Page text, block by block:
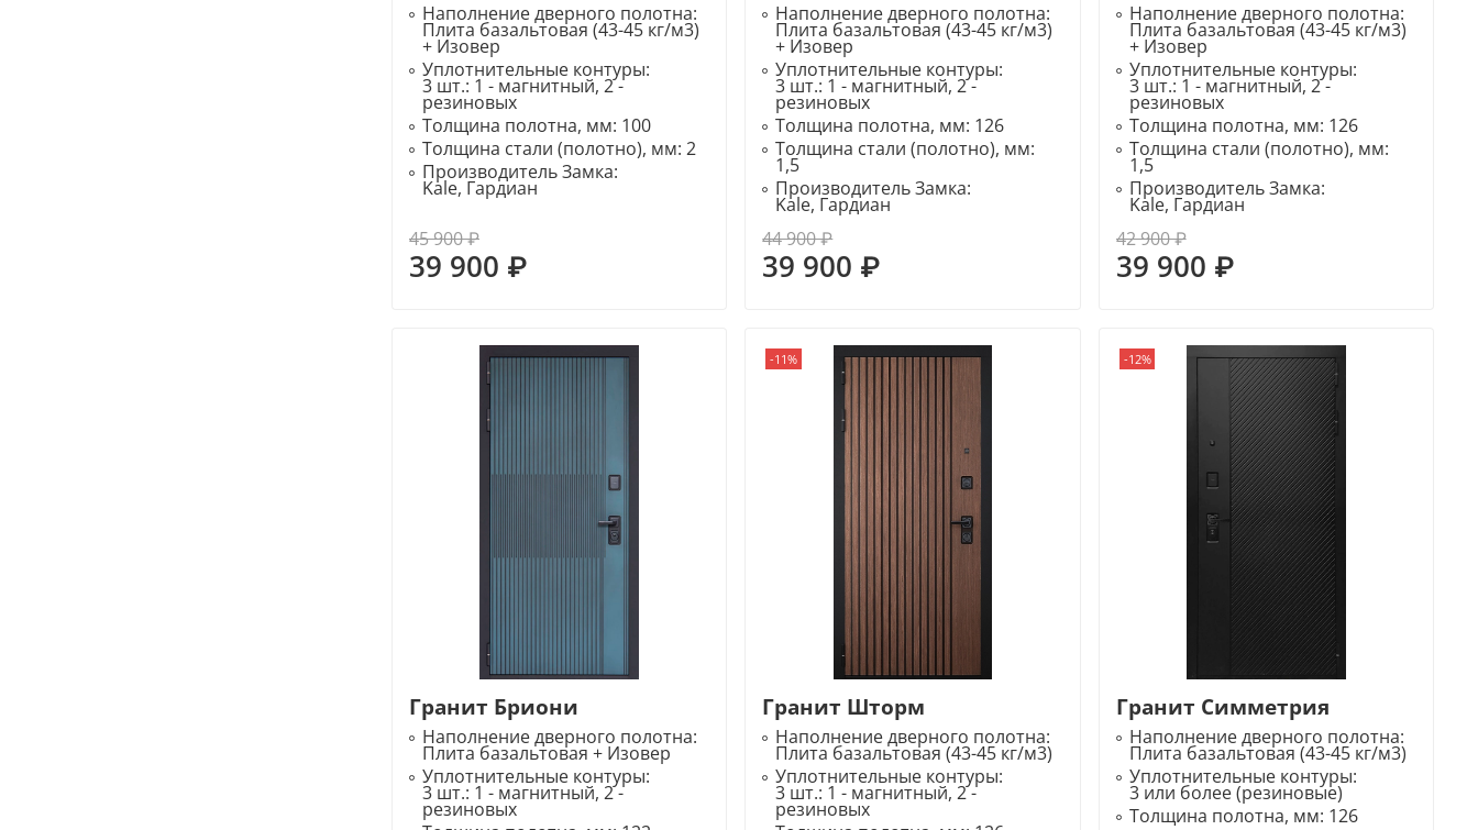
Наполнение дверного полотна:
Плита базальтовая (43-45 кг/м3)
+ Изовер
Уплотнительные контуры:
3 шт.: 1 - магнитный, 2 -
резиновых
Толщина полотна, мм: 100
Толщина стали (полотно), мм: 2
Производитель Замка:
Kale, Гардиан
45 900 ₽
39 900 ₽
Наполнение дверного полотна:
Плита базальтовая (43-45 кг/м3)
+ Изовер
Уплотнительные контуры:
3 шт.: 1 - магнитный, 2 -
резиновых
Толщина полотна, мм: 126
Толщина стали (полотно), мм:
1,5
Производитель Замка:
Kale, Гардиан
44 900 ₽
39 900 ₽
Наполнение дверного полотна:
Плита базальтовая (43-45 кг/м3)
+ Изовер
Уплотнительные контуры:
3 шт.: 1 - магнитный, 2 -
резиновых
Толщина полотна, мм: 126
Толщина стали (полотно), мм:
1,5
Производитель Замка:
Kale, Гардиан
42 900 ₽
39 900 ₽
Гранит Бриони
Наполнение дверного полотна:
Плита базальтовая + Изовер
Уплотнительные контуры:
3 шт.: 1 - магнитный, 2 -
резиновых
-11%
Гранит Шторм
Наполнение дверного полотна:
Плита базальтовая (43-45 кг/м3)
Уплотнительные контуры:
3 шт.: 1 - магнитный, 2 -
резиновых
-12%
Гранит Симметрия
Наполнение дверного полотна:
Плита базальтовая (43-45 кг/м3)
Уплотнительные контуры:
3 или более (резиновые)
Толщина полотна, мм: 126